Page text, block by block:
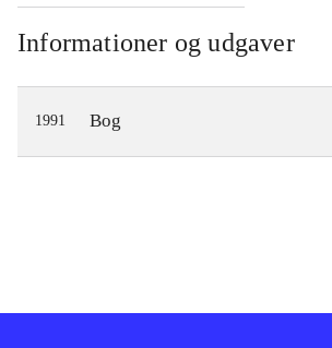
Informationer og udgaver
1991 Bog